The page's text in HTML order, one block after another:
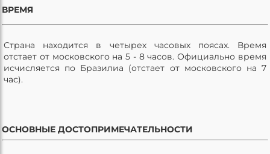
ВРЕМЯ
Страна находится в четырех часовых поясах. Время
отстает от московского на 5 - 8 часов. Официально время
исчисляется по Бразилиа (отстает от московского на 7
час).
ОСНОВНЫЕ ДОСТОПРИМЕЧАТЕЛЬНОСТИ